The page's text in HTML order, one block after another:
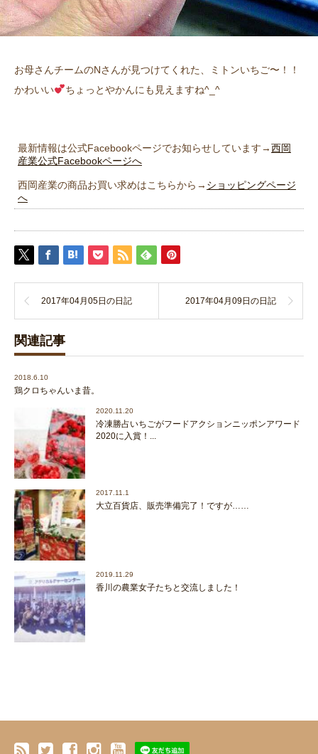
お母さんチームのNさんが見つけてくれた、ミトンいちご〜！！
かわいい
ちょっとやかんにも見えますね^_^
最新情報は公式Facebookページでお知らせしています→西岡
産業公式Facebookページへ
西岡産業の商品お買い求めはこちらから→ ショッピングページ
へ
2017年04月05日の日記 2017年04月09日の日記
関連記事
2018.6.10
鶏クロちゃんいま昔。
2020.11.20
冷凍勝占いちごがフードアクションニッポンアワード
2020に入賞！...
2017.11.1
大立百貨店、販売準備完了！ですが……
2019.11.29
香川の農業女子たちと交流しました！